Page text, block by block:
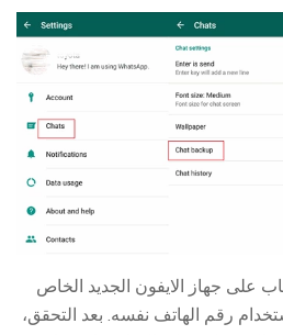
على جهاز الايفون الجديد الخاص
رقم الهاتف نفسه. بعد التحقق،